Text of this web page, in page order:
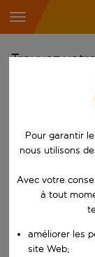
Trouvez
Commencez à
Commencez à
Choisissez
Vers
Choisissez une
Choisissez
Quand
Qui
Pour garantir
nous utilisons
Avec votre
à tout
améliorer les
site Web;